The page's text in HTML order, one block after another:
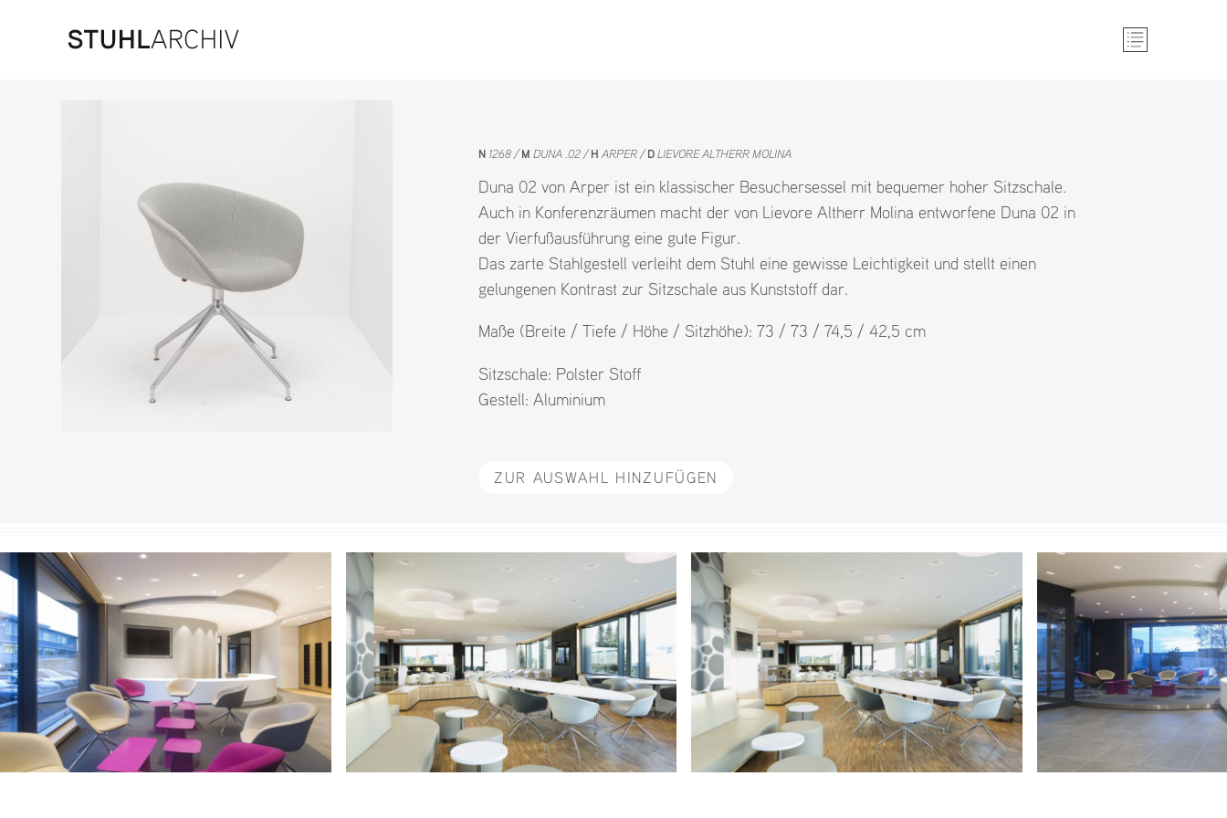
N 1268 M DUNA .02 H ARPER DLIEVORE ALTHERR MOLINA
Duna 02 von Arper ist ein klassischer Besuchersessel mit bequemer hoher Sitzschale.
Auch in Konferenzräumen macht der von Lievore Altherr Molina entworfene Duna 02 in
der Vierfußausführung eine gute Figur.
Das zarte Stahlgestell verleiht dem Stuhl eine gewisse Leichtigkeit und stellt einen
gelungenen Kontrast zur Sitzschale aus Kunststoff dar.
Maße (Breite / Tiefe / Höhe / Sitzhöhe): 73 / 73 / 74,5 / 42,5 cm
Sitzschale: Polster Stoff
Gestell: Aluminium